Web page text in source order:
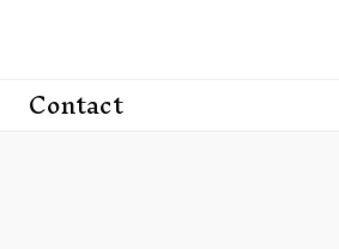
Contact